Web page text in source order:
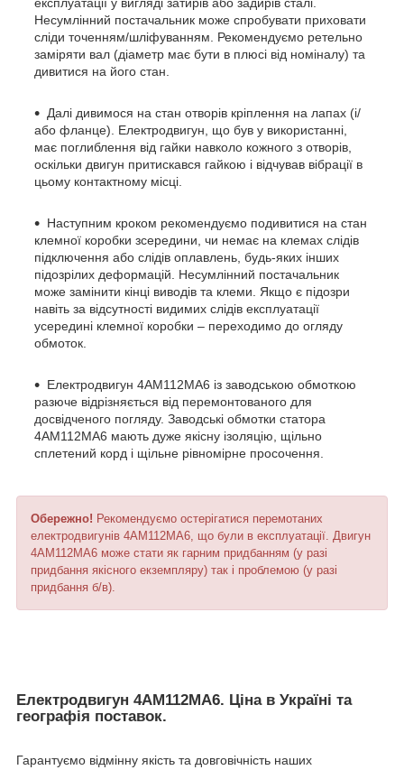
Несумлінний постачальник може спробувати приховати
сліди точенням/шліфуванням. Рекомендуємо ретельно
заміряти вал (діаметр має бути в плюсі від номіналу) та
дивитися на його стан.
Далі дивимося на стан отворів кріплення на лапах (і/
або фланце). Електродвигун, що був у використанні,
має поглиблення від гайки навколо кожного з отворів,
оскільки двигун притискався гайкою і відчував вібрації в
цьому контактному місці.
Наступним кроком рекомендуємо подивитися на стан
клемної коробки зсередини, чи немає на клемах слідів
підключення або слідів оплавлень, будь-яких інших
підозрілих деформацій. Несумлінний постачальник
може замінити кінці виводів та клеми. Якщо є підозри
навіть за відсутності видимих слідів експлуатації
усередині клемної коробки – переходимо до огляду
обмоток.
Електродвигун 4АМ112МА6 із заводською обмоткою
разюче відрізняється від перемонтованого для
досвідченого погляду. Заводські обмотки статора
4АМ112МА6 мають дуже якісну ізоляцію, щільно
сплетений корд і щільне рівномірне просочення.
Обережно! Рекомендуємо остерігатися перемотаних
електродвигунів 4АМ112МА6, що були в експлуатації. Двигун
4АМ112МА6 може стати як гарним придбанням (у разі
придбання якісного екземпляру) так і проблемою (у разі
придбання б/в).
Електродвигун 4АМ112МА6. Ціна в Україні та
географія поставок.
Гарантуємо відмінну якість та довговічність наших